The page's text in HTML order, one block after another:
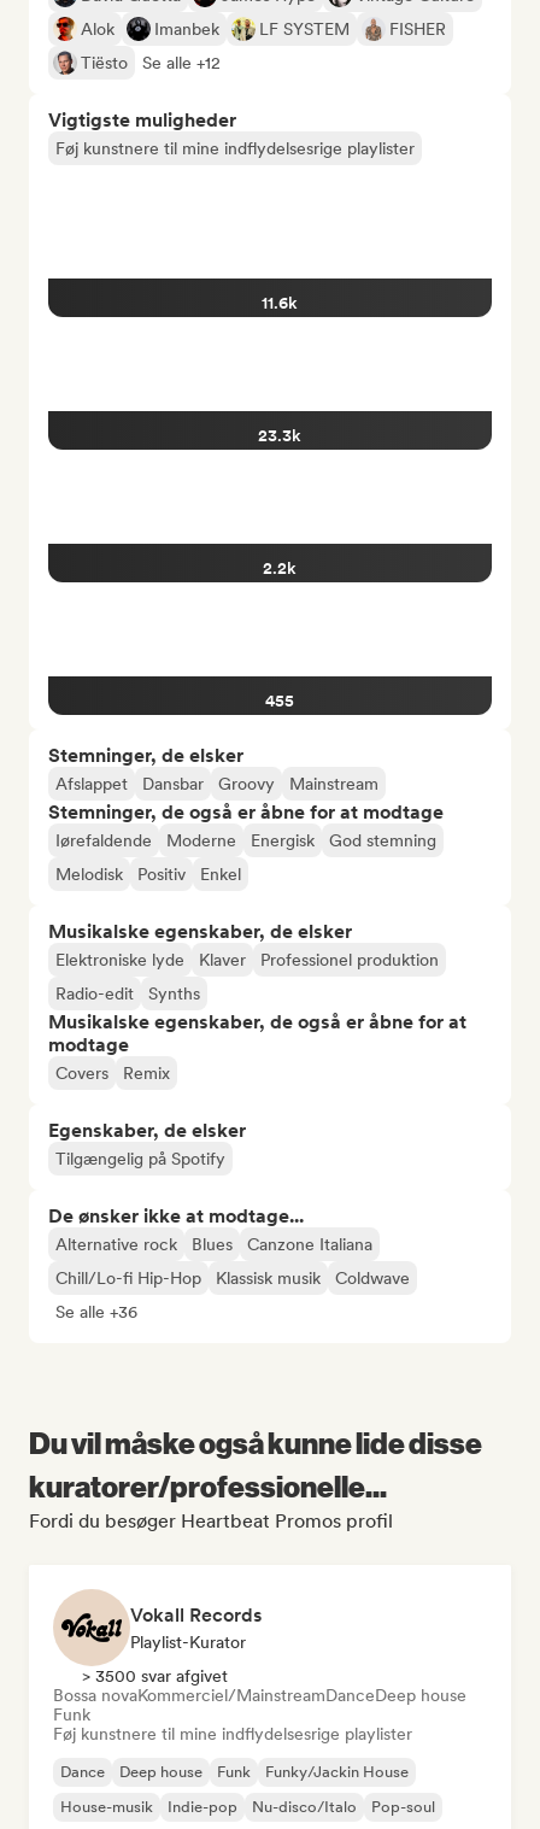
Alok
Imanbek LF SYSTEM
FISHER
Tiësto
Se alle +12
Vigtigste muligheder
Føj kunstnere til mine indflydelsesrige playlister
11.6k
23.3k
2.2k
455
Stemninger, de elsker
Afslappet Dansbar Groovy Mainstream
Stemninger, de også er åbne for at modtage
Iørefaldende Moderne Energisk
God stemning
Melodisk
Positiv Enkel
Musikalske egenskaber, de elsker
Elektroniske lyde Klaver
Professionel produktion
Radio-edit
Synths
Musikalske egenskaber, de også er åbne for at
modtage
Covers Remix
Egenskaber, de elsker
Tilgængelig på Spotify
De ønsker ikke at modtage...
Alternative rock Blues
Canzone Italiana
Chill/Lo-fi Hip-Hop
Klassisk musik
Coldwave
Se alle +36
Du vil måske også kunne lide disse
kuratorer/professionelle...
Fordi du besøger Heartbeat Promos profil
Vokall Records
Playlist-Kurator
> 3500 svar afgivet
Bossa novaKommerciel/MainstreamDanceDeep house
Funk
Føj kunstnere til mine indflydelsesrige playlister
Dance Deep house Funk
Funky/Jackin House
House-musik
Indie-pop Nu-disco/Italo Pop-soul